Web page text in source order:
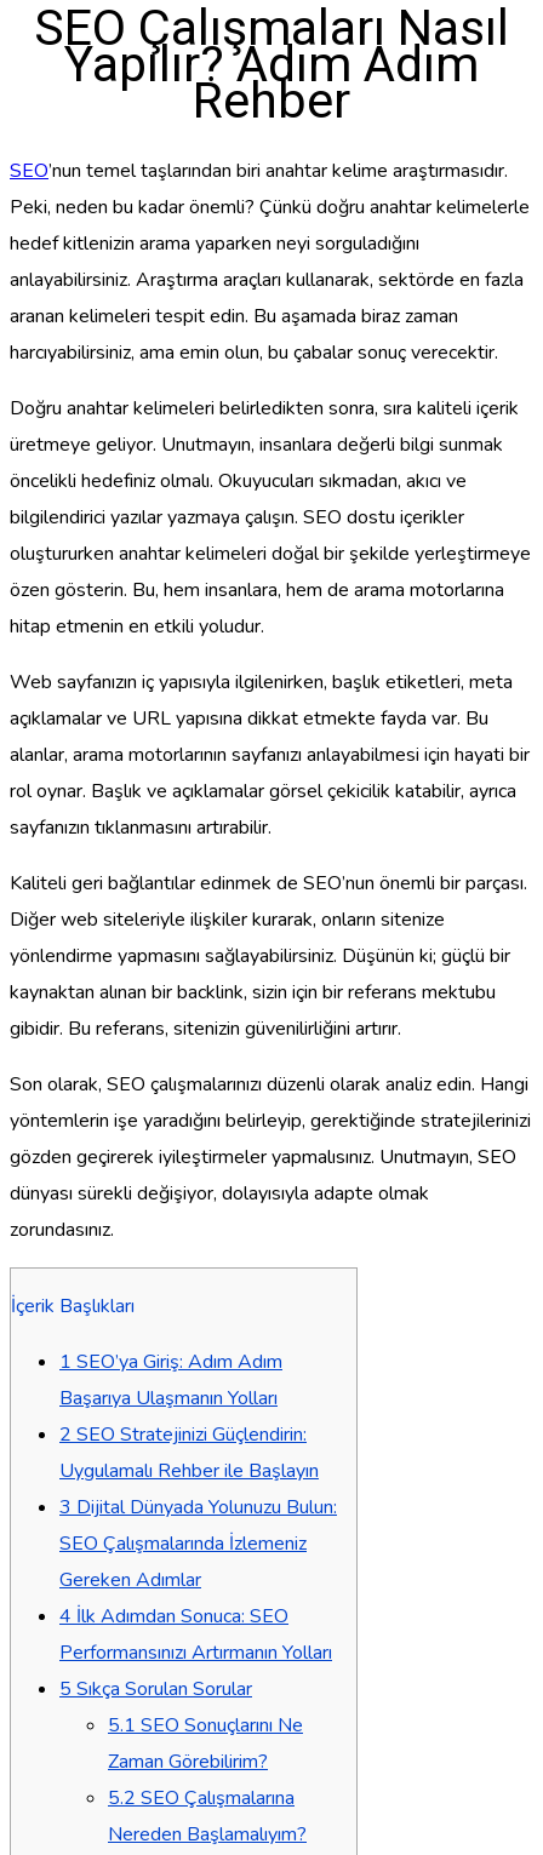
SEO Çalışmaları Nasıl
Yapılır? Adım Adım
Rehber
SEO’nun temel taşlarından biri anahtar kelime araştırmasıdır.
Peki, neden bu kadar önemli? Çünkü doğru anahtar kelimelerle
hedef kitlenizin arama yaparken neyi sorguladığını
anlayabilirsiniz. Araştırma araçları kullanarak, sektörde en fazla
aranan kelimeleri tespit edin. Bu aşamada biraz zaman
harcıyabilirsiniz, ama emin olun, bu çabalar sonuç verecektir.
Doğru anahtar kelimeleri belirledikten sonra, sıra kaliteli içerik
üretmeye geliyor. Unutmayın, insanlara değerli bilgi sunmak
öncelikli hedefiniz olmalı. Okuyucuları sıkmadan, akıcı ve
bilgilendirici yazılar yazmaya çalışın. SEO dostu içerikler
oluştururken anahtar kelimeleri doğal bir şekilde yerleştirmeye
özen gösterin. Bu, hem insanlara, hem de arama motorlarına
hitap etmenin en etkili yoludur.
Web sayfanızın iç yapısıyla ilgilenirken, başlık etiketleri, meta
açıklamalar ve URL yapısına dikkat etmekte fayda var. Bu
alanlar, arama motorlarının sayfanızı anlayabilmesi için hayati bir
rol oynar. Başlık ve açıklamalar görsel çekicilik katabilir, ayrıca
sayfanızın tıklanmasını artırabilir.
Kaliteli geri bağlantılar edinmek de SEO’nun önemli bir parçası.
Diğer web siteleriyle ilişkiler kurarak, onların sitenize
yönlendirme yapmasını sağlayabilirsiniz. Düşünün ki; güçlü bir
kaynaktan alınan bir backlink, sizin için bir referans mektubu
gibidir. Bu referans, sitenizin güvenilirliğini artırır.
Son olarak, SEO çalışmalarınızı düzenli olarak analiz edin. Hangi
yöntemlerin işe yaradığını belirleyip, gerektiğinde stratejilerinizi
gözden geçirerek iyileştirmeler yapmalısınız. Unutmayın, SEO
dünyası sürekli değişiyor, dolayısıyla adapte olmak
zorundasınız.
İçerik Başlıkları
1 SEO’ya Giriş: Adım Adım
Başarıya Ulaşmanın Yolları
2 SEO Stratejinizi Güçlendirin:
Uygulamalı Rehber ile Başlayın
3 Dijital Dünyada Yolunuzu Bulun:
SEO Çalışmalarında İzlemeniz
Gereken Adımlar
4 İlk Adımdan Sonuca: SEO
Performansınızı Artırmanın Yolları
5 Sıkça Sorulan Sorular
5.1 SEO Sonuçlarını Ne
Zaman Görebilirim?
5.2 SEO Çalışmalarına
Nereden Başlamalıyım?